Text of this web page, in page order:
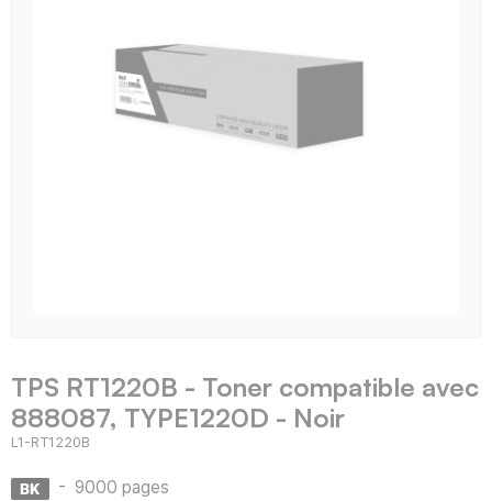
TPS RT1220B - Toner compatible avec
888087, TYPE1220D - Noir
L1-RT1220B
- 9000 pages